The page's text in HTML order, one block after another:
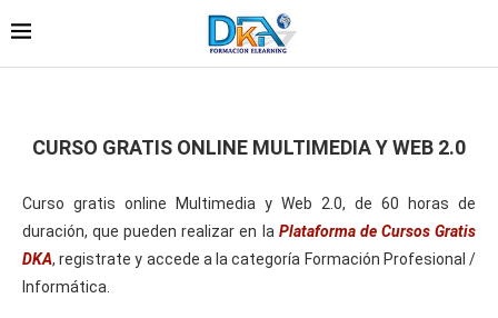
CURSO GRATIS ONLINE MULTIMEDIA Y WEB 2.0
Curso gratis online Multimedia y Web 2.0, de 60 horas de
duración, que pueden realizar en la Plataforma de Cursos Gratis
DKA, registrate y accede a la categoría Formación Profesional /
Informática.